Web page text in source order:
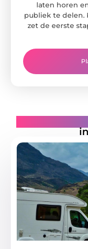
laten horen
publiek te delen.
zet de eerste